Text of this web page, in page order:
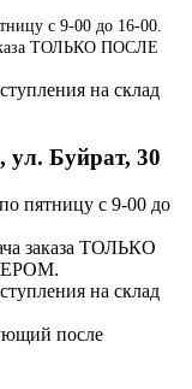
с 9-00 до 16-00.
ТОЛЬКО ПОСЛЕ
на склад
ул. Буйрат, 30
пятницу с 9-00 до
заказа ТОЛЬКО
на склад
после